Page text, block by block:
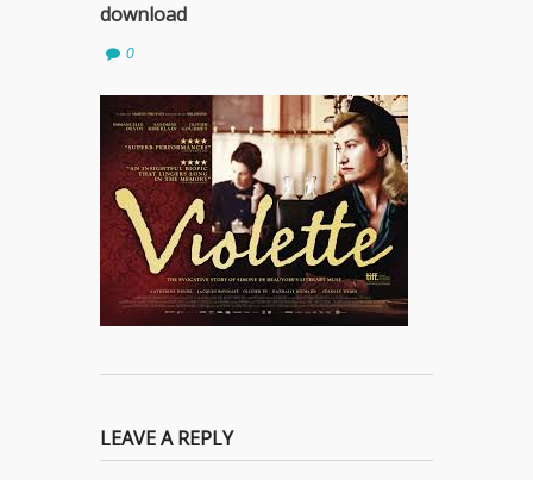
download
0
LEAVE A REPLY